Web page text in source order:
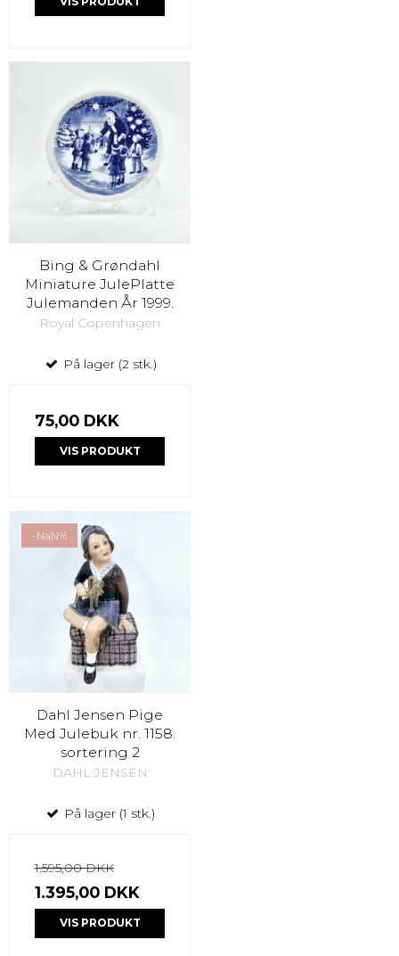
Bing & Grøndahl
Miniature JulePlatte
Julemanden År 1999.
Royal Copenhagen
På lager (2 stk.)
75,00 DKK
VIS PRODUKT
-NaN%
Dahl Jensen Pige
Med Julebuk nr. 1158.
sortering 2
DAHL JENSEN
På lager (1 stk.)
1.595,00 DKK
1.395,00 DKK
VIS PRODUKT